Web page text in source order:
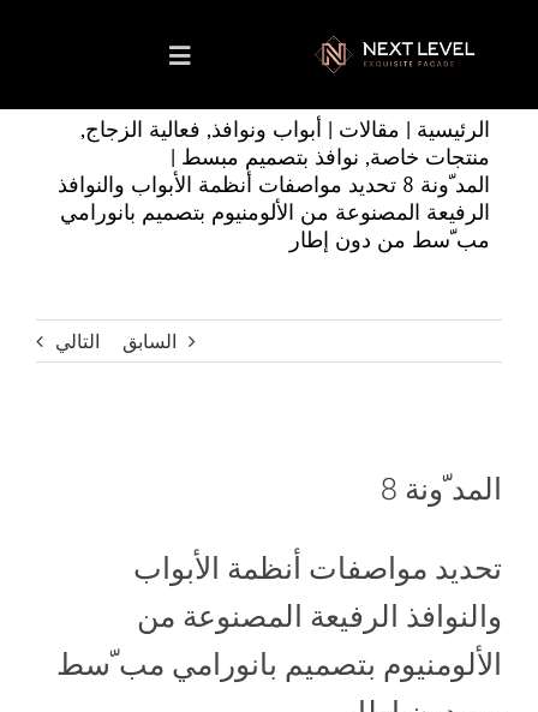
Toggle
الصفحة الرئيسية
نبذة عنا
خدماتنا
الرئيسية | مقالات | أبواب ونوافذ, فعالية الزجاج,
منتجات خاصة, نوافذ بتصميم مبسط |
المد ّونة 8 تحديد مواصفات أنظمة الأبواب والنوافذ
الرفيعة المصنوعة من الألومنيوم بتصميم بانورامي
مب ّسط من دون إطار
السابق التالي
المد ّونة 8
تحديد مواصفات أنظمة الأبواب
والنوافذ الرفيعة المصنوعة من
الألومنيوم بتصميم بانورامي مب ّسط